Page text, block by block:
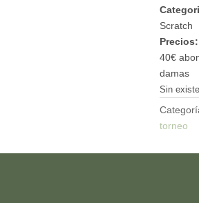
Scratch
40€
damas
Sin
torneo